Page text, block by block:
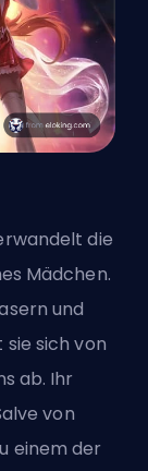
die
Mädchen.
und
sich von
ab. Ihr
von
einem der